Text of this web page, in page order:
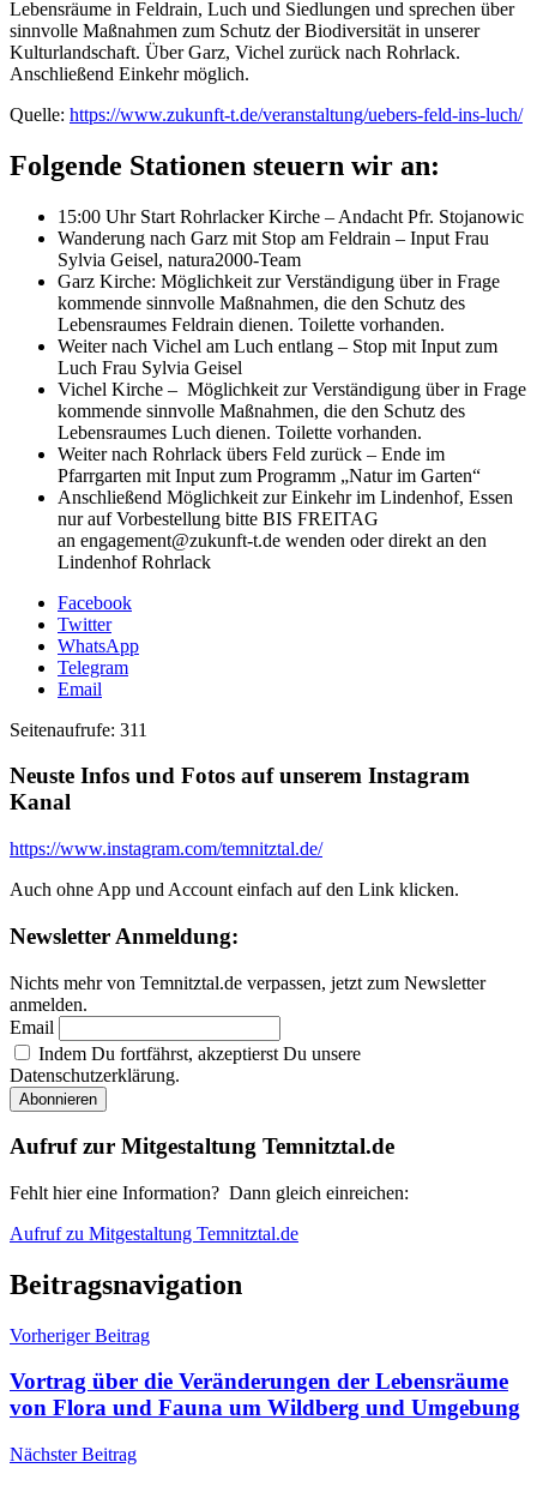
Lebensräume in Feldrain, Luch und Siedlungen und sprechen über
sinnvolle Maßnahmen zum Schutz der Biodiversität in unserer
Kulturlandschaft. Über Garz, Vichel zurück nach Rohrlack.
Anschließend Einkehr möglich.
Quelle: https://www.zukunft-t.de/veranstaltung/uebers-feld-ins-luch/
Folgende Stationen steuern wir an:
15:00 Uhr Start Rohrlacker Kirche – Andacht Pfr. Stojanowic
Wanderung nach Garz mit Stop am Feldrain – Input Frau
Sylvia Geisel, natura2000-Team
Garz Kirche: Möglichkeit zur Verständigung über in Frage
kommende sinnvolle Maßnahmen, die den Schutz des
Lebensraumes Feldrain dienen. Toilette vorhanden.
Weiter nach Vichel am Luch entlang – Stop mit Input zum
Luch Frau Sylvia Geisel
Vichel Kirche – Möglichkeit zur Verständigung über in Frage
kommende sinnvolle Maßnahmen, die den Schutz des
Lebensraumes Luch dienen. Toilette vorhanden.
Weiter nach Rohrlack übers Feld zurück – Ende im
Pfarrgarten mit Input zum Programm „Natur im Garten“
Anschließend Möglichkeit zur Einkehr im Lindenhof, Essen
nur auf Vorbestellung bitte BIS FREITAG
an engagement@zukunft-t.de wenden oder direkt an den
Lindenhof Rohrlack
Facebook
Twitter
WhatsApp
Telegram
Email
Seitenaufrufe: 311
Neuste Infos und Fotos auf unserem Instagram
Kanal
https://www.instagram.com/temnitztal.de/
Auch ohne App und Account einfach auf den Link klicken.
Newsletter Anmeldung:
Nichts mehr von Temnitztal.de verpassen, jetzt zum Newsletter
anmelden.
Email
Indem Du fortfährst, akzeptierst Du unsere
Datenschutzerklärung.
Aufruf zur Mitgestaltung Temnitztal.de
Fehlt hier eine Information? Dann gleich einreichen:
Aufruf zu Mitgestaltung Temnitztal.de
Beitragsnavigation
Vorheriger Beitrag
Vortrag über die Veränderungen der Lebensräume
von Flora und Fauna um Wildberg und Umgebung
Nächster Beitrag